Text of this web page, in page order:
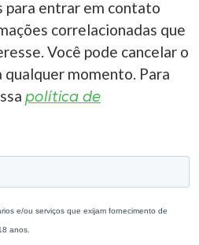
para entrar em contato
correlacionadas que
Você pode cancelar o
qualquer momento. Para
política de